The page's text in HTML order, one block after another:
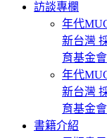
訪談專欄
年代
新台灣
育基金
年代
新台灣
育基金
書籍介紹